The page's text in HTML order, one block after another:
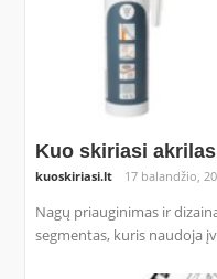
Kuo skiriasi
kuoskiriasi.lt 17 balandžio,
Nagų priauginimas ir
segmentas, kuris naudoja